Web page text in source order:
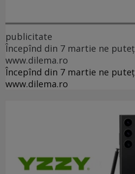
publicitate
Începînd din 7 martie ne
www.dilema.ro
Începînd din 7 martie ne
www.dilema.ro